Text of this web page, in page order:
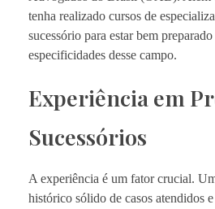
tenha realizado cursos de
sucessório para estar bem
especificidades desse campo.
Experiência em
Sucessórios
A experiência é um fator crucial.
histórico sólido de casos atendidos